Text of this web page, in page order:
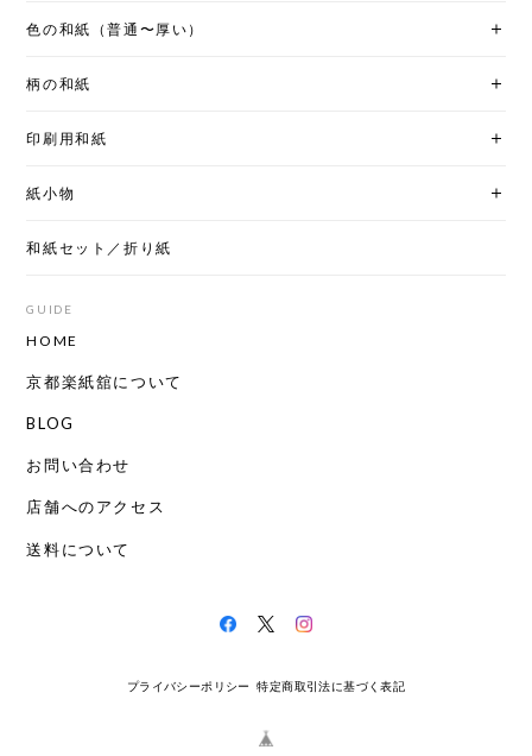
色の和紙（普通〜厚い）
柄の和紙
印刷用和紙
紙小物
和紙セット／折り紙
GUIDE
HOME
京都楽紙舘について
BLOG
お問い合わせ
店舗へのアクセス
送料について
プライバシーポリシー 特定商取引法に基づく表記